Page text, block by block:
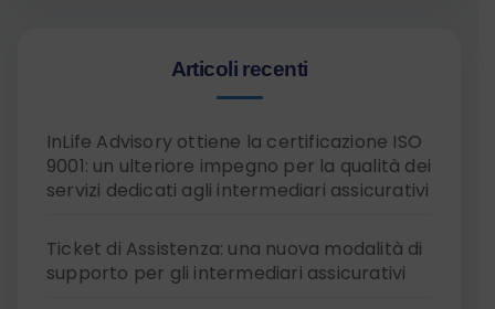
Articoli recenti
InLife Advisory ottiene la certificazione ISO
9001: un ulteriore impegno per la qualità dei
servizi dedicati agli intermediari assicurativi
Ticket di Assistenza: una nuova modalità di
supporto per gli intermediari assicurativi